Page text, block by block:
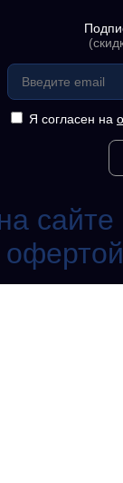
Я согласен на
сайте